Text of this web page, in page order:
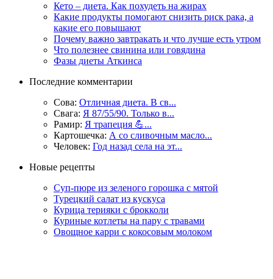
Кето – диета. Как похудеть на жирах
Какие продукты помогают снизить риск рака, а
какие его повышают
Почему важно завтракать и что лучше есть утром
Что полезнее свинина или говядина
Фазы диеты Аткинса
Последние комментарии
Сова: Отличная диета. В св...
Свага: Я 87/55/90. Только в...
Рамир: Я трапеция 💪...
Картошечка: А со сливочным масло...
Человек: Год назад села на эт...
Новые рецепты
Суп-пюре из зеленого горошка с мятой
Турецкий салат из кускуса
Курица терияки с брокколи
Куриные котлеты на пару с травами
Овощное карри с кокосовым молоком